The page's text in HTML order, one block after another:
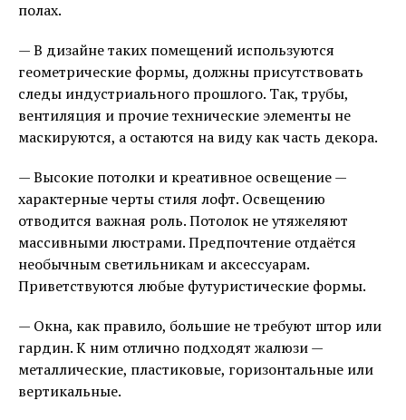
полах.
— В дизайне таких помещений используются
геометрические формы, должны присутствовать
следы индустриального прошлого. Так, трубы,
вентиляция и прочие технические элементы не
маскируются, а остаются на виду как часть декора.
— Высокие потолки и креативное освещение —
характерные черты стиля лофт. Освещению
отводится важная роль. Потолок не утяжеляют
массивными люстрами. Предпочтение отдаётся
необычным светильникам и аксессуарам.
Приветствуются любые футуристические формы.
— Окна, как правило, большие не требуют штор или
гардин. К ним отлично подходят жалюзи —
металлические, пластиковые, горизонтальные или
вертикальные.